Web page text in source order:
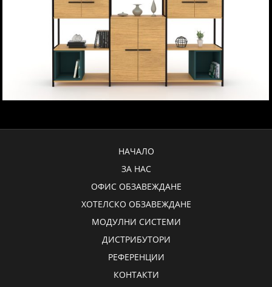
НАЧАЛО
ЗА НАС
ОФИС ОБЗАВЕЖДАНЕ
ХОТЕЛСКО ОБЗАВЕЖДАНЕ
МОДУЛНИ СИСТЕМИ
ДИСТРИБУТОРИ
РЕФЕРЕНЦИИ
КОНТАКТИ